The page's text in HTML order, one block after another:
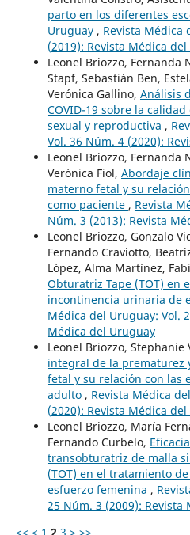
parto en los diferentes
Uruguay , Revista Médica
(2019): Revista Médica
Leonel Briozzo, Fernanda
Stapf, Sebastián Ben,
Verónica Gallino, Análisis
COVID-19 sobre la
sexual y reproductiva ,
Vol. 36 Núm. 4 (2020):
Leonel Briozzo, Fernanda
Verónica Fiol, Abordaje
materno fetal y su
como paciente , Revista
Núm. 3 (2013): Revista
Leonel Briozzo, Gonzalo
Fernando Craviotto,
López, Alma Martínez,
Obturatriz Tape (TOT) en
incontinencia urinaria de
Médica del Uruguay: Vol.
Médica del Uruguay
Leonel Briozzo, Stephanie
integral de la prematurez
fetal y su relación con las
adulto , Revista Médica
(2020): Revista Médica
Leonel Briozzo, María
Fernando Curbelo,
transobturatriz de malla
(TOT) en el tratamiento
esfuerzo femenina ,
25 Núm. 3 (2009):